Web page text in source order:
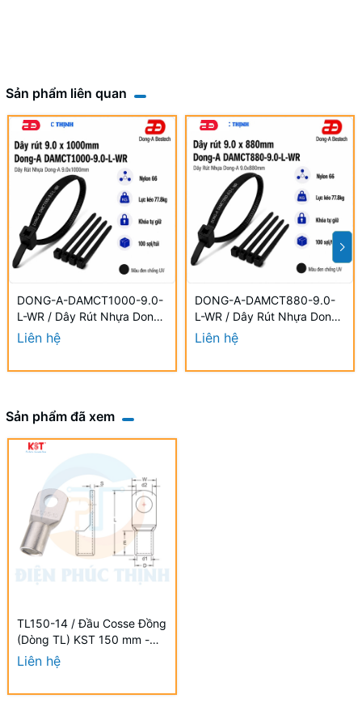
Sản phẩm liên quan
DONG-A-DAMCT1000-9.0-
L-WR / Dây Rút Nhựa Dong-
A 9.0×1000mm Chống UV
Liên hệ
DONG-A-DAMCT880-9.0-
L-WR / Dây Rút Nhựa Dong-
A 9.0×880mm Chống UV
Liên hệ
Sản phẩm đã xem
TL150-14 / Đầu Cosse Đồng
(Dòng TL) KST 150 mm -
NON-INSULATED COPPER
TUBULAR LUGS (TL
Liên hệ